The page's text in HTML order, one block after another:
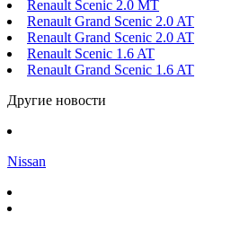
Renault Scenic 2.0 MT
Renault Grand Scenic 2.0 AT
Renault Grand Scenic 2.0 AT
Renault Scenic 1.6 AT
Renault Grand Scenic 1.6 AT
Другие новости
Nissan